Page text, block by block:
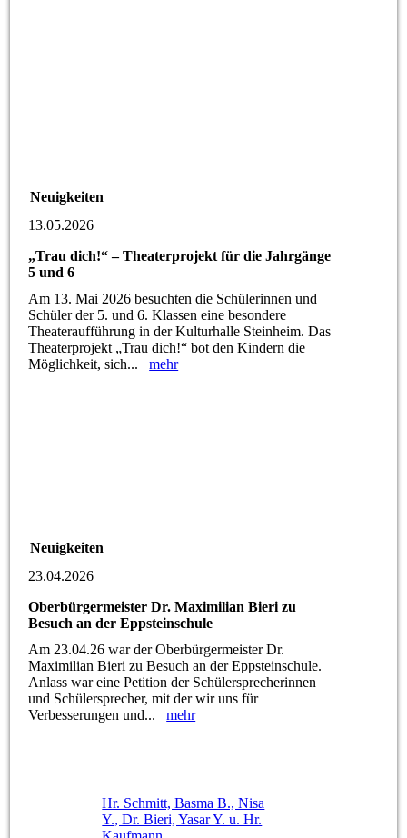
Neuigkeiten
13.05.2026
„Trau dich!“ – Theaterprojekt für die Jahrgänge
5 und 6
Am 13. Mai 2026 besuchten die Schülerinnen und
Schüler der 5. und 6. Klassen eine besondere
Theateraufführung in der Kulturhalle Steinheim. Das
Theaterprojekt „Trau dich!“ bot den Kindern die
Möglichkeit, sich...mehr
Neuigkeiten
23.04.2026
Oberbürgermeister Dr. Maximilian Bieri zu
Besuch an der Eppsteinschule
Am 23.04.26 war der Oberbürgermeister Dr.
Maximilian Bieri zu Besuch an der Eppsteinschule.
Anlass war eine Petition der Schülersprecherinnen
und Schülersprecher, mit der wir uns für
Verbesserungen und...mehr
Hr. Schmitt, Basma B., Nisa
Y., Dr. Bieri, Yasar Y. u. Hr.